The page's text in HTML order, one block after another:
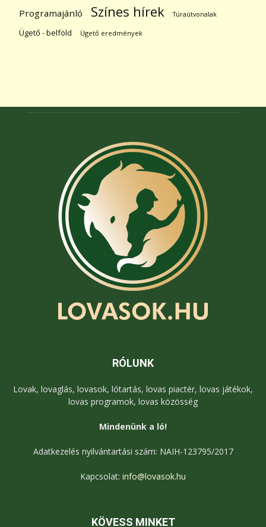
Programajánló Színes hírek Túraútvonalak
Ügető - belföld Ügető eredmények
RÓLUNK
Lovak, lovaglás, lovasok, lótartás, lovas piactér, lovas játékok,
lovas programok, lovas közösség
Mindenünk a ló!
Adatkezelés nyilvántartási szám: NAIH-123795/2017
Kapcsolat: info@lovasok.hu
KÖVESS MINKET